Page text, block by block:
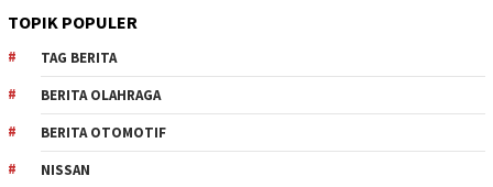
TOPIK POPULER
TAG BERITA
BERITA OLAHRAGA
BERITA OTOMOTIF
NISSAN